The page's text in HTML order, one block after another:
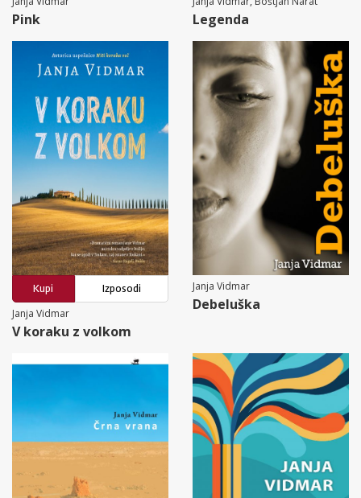
Pink Legenda
Kupi
Izposodi
Janja Vidmar
V koraku z volkom
Janja Vidmar
Debeluška